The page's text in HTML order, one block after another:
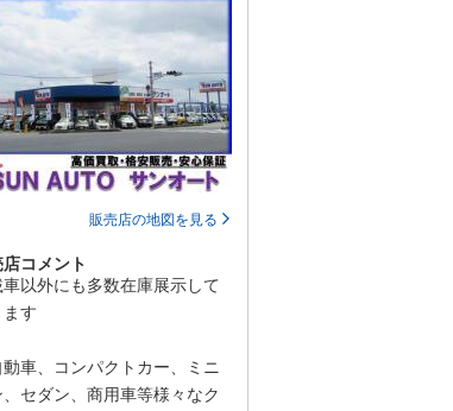
販売店の地図を見る
コメント
以外にも多数在庫展示して
す
車、コンパクトカー、ミニ
セダン、商用車等様々なク